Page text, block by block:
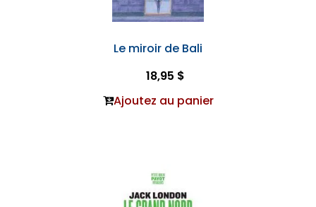
Le miroir de Bali
18,95 $
Ajoutez au panier